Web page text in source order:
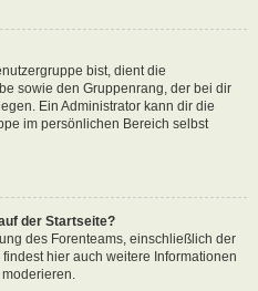
bist, dient die
sowie den Gruppenrang, der bei dir
Ein Administrator kann dir die
im persönlichen Bereich selbst
der Startseite?
des Forenteams, einschließlich der
hier auch weitere Informationen